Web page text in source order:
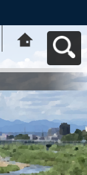
動応援ｻｲﾄ はち
コミねっとへ戻